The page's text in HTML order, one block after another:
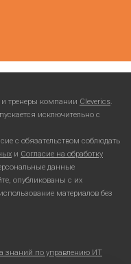
и тренеры компании Cleverics.
исключительно с
с обязательством соблюдать
и Согласие на обработку
данные
опубликованы с их
материалов без
знаний по управлению ИТ